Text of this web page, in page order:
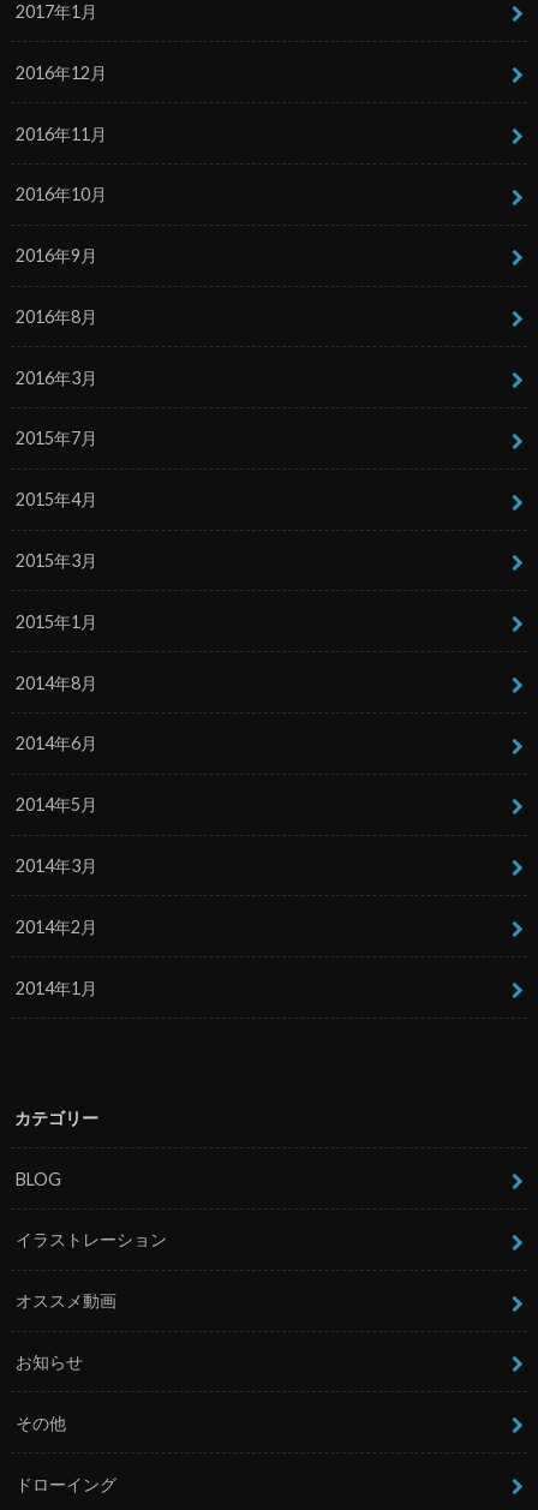
2017年1月
2016年12月
2016年11月
2016年10月
2016年9月
2016年8月
2016年3月
2015年7月
2015年4月
2015年3月
2015年1月
2014年8月
2014年6月
2014年5月
2014年3月
2014年2月
2014年1月
カテゴリー
BLOG
イラストレーション
オススメ動画
お知らせ
その他
ドローイング